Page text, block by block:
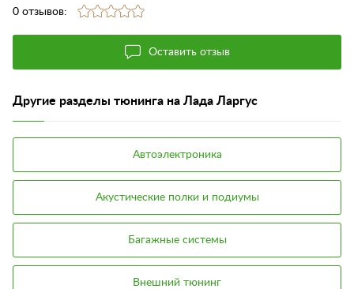
0 отзывов:
Оставить отзыв
Другие разделы тюнинга на Лада Ларгус
Автоэлектроника
Акустические полки и подиумы
Багажные системы
Внешний тюнинг